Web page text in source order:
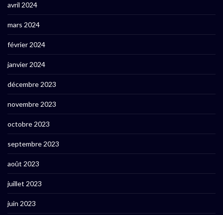
avril 2024
mars 2024
février 2024
janvier 2024
décembre 2023
novembre 2023
octobre 2023
septembre 2023
août 2023
juillet 2023
juin 2023